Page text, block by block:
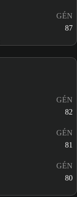
GÉN
87
GÉN
82
GÉN
81
GÉN
80